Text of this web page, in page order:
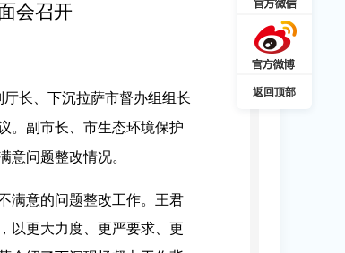
返回顶部
会召开
厅长、下沉拉萨市督办组组长
。 副市长、市生态环境保护
意问题整改情况。
满意的问题整改工作。王君
以更大力度、更严要求、更